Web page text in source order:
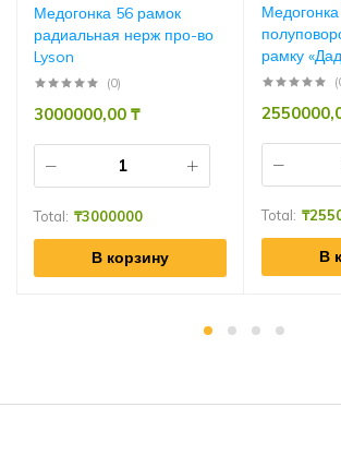
Медогонка 56 рамок
радиальная нерж про-во
Lyson
(0)
3000000,00 ₸
Total: ₸3000000
В корзину
рамку
Total: ₸
В